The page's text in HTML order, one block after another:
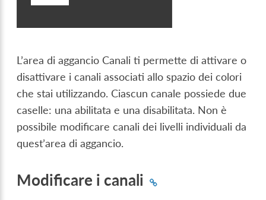
L’area di aggancio Canali ti permette di attivare o
disattivare i canali associati allo spazio dei colori
che stai utilizzando. Ciascun canale possiede due
caselle: una abilitata e una disabilitata. Non è
possibile modificare canali dei livelli individuali da
quest’area di aggancio.
Modificare i canali